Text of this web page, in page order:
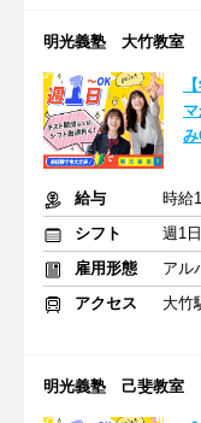
明光義塾 大竹教室
み
給与
シフト
雇用形態
アル
アクセス
大竹
明光義塾 己斐教室